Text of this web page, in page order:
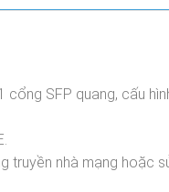
SFP quang, cấu
nhà mạng hoặc